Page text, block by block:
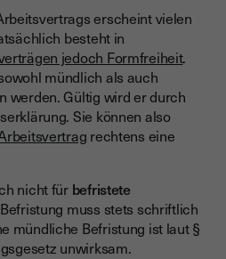
elektronischerscheint vielen
besteht in
jedoch Formfreiheit.
mündlich als auch
werden. Gültig wird er durch
Sie können also
rechtens eine
nicht für befristete
muss stets schriftlich
mündliche Befristung ist laut §
unwirksam.